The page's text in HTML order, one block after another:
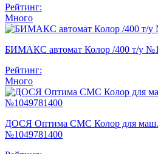
Рейтинг:
Много
БИМАКС автомат Колор /400 т/у
Рейтинг:
Много
ДОСЯ Оптима СМС Колор для маш.
№1049781400